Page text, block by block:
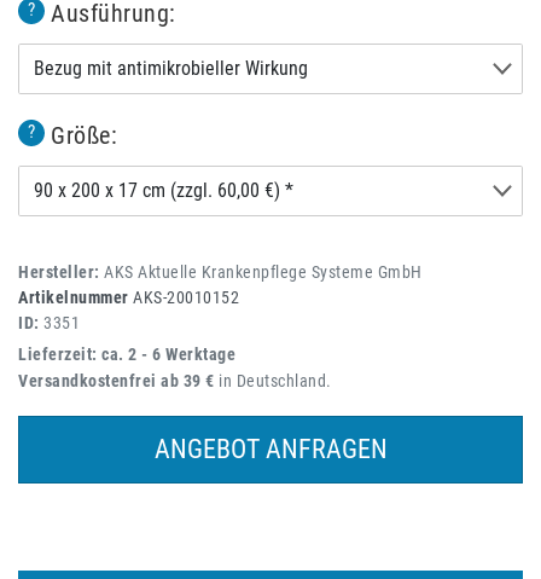
? Ausführung:
Bezug mit antimikrobieller Wirkung
? Größe:
90 x 200 x 17 cm (zzgl. 60,00 €) *
Hersteller: AKS Aktuelle Krankenpflege Systeme GmbH
Artikelnummer AKS-20010152
ID: 3351
Lieferzeit: ca. 2 - 6 Werktage
Versandkostenfrei ab 39 € in Deutschland.
ANGEBOT ANFRAGEN